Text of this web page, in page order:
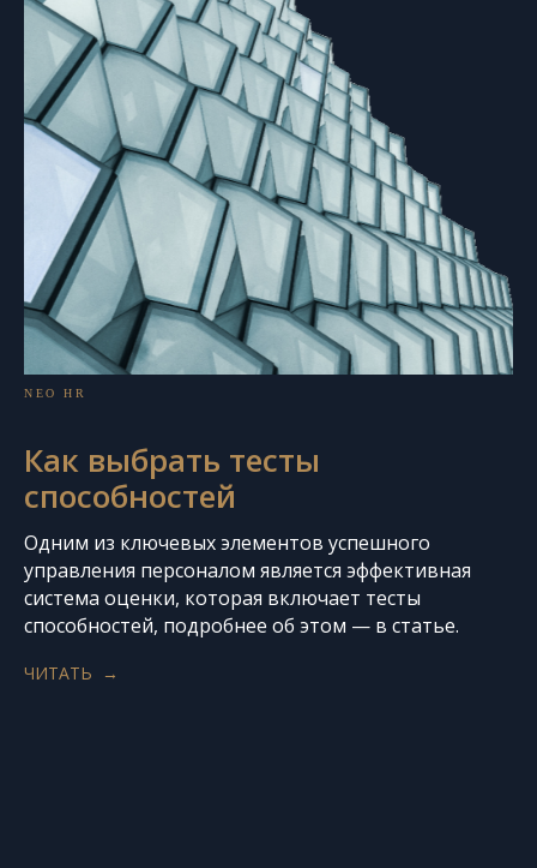
NEO HR
Как выбрать тесты
способностей
Одним из ключевых элементов успешного
управления персоналом является эффективная
система оценки, которая включает тесты
способностей, подробнее об этом — в статье.
ЧИТАТЬ